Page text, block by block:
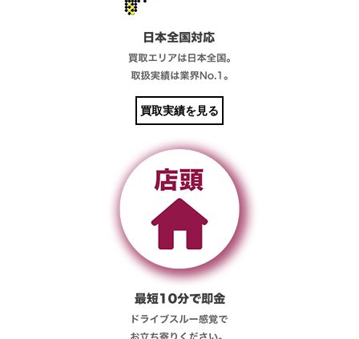
買取実績を見る